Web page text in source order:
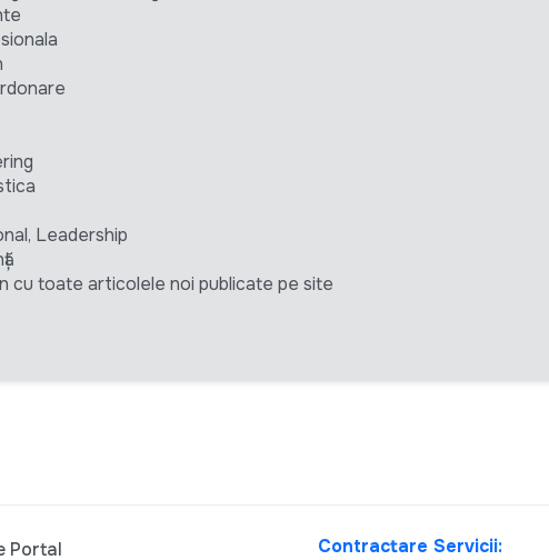
Leadership
cu toate articolele noi publicate pe site
Portal Contractare Servicii: